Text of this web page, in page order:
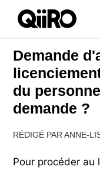
Webflow
Demande
du
demande ?
RÉDIGÉ PAR ANNE-
Pour procéder au